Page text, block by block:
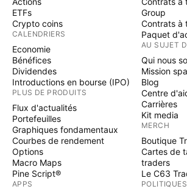
ETFs
Crypto coins
CALENDRIERS
Economie
Bénéfices
Dividendes
Introductions en bourse (IPO)
PLUS DE PRODUITS
Flux d'actualités
Portefeuilles
Graphiques fondamentaux
Courbes de rendement
Options
Macro Maps
Pine Script®
APPS
Group
Contrats à
Paquet
AU SUJET
Qui nous
Mission
Blog
Centre
Carrières
Kit media
MERCH
Boutique
Cartes de
traders
Le C63